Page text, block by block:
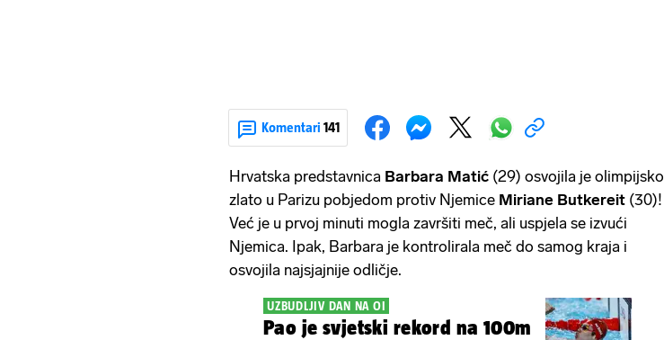
Komentari 141
Hrvatska predstavnica Barbara Matić (29) osvojila je olimpijsko
zlato u Parizu pobjedom protiv Njemice Miriane Butkereit (30)!
Već je u prvoj minuti mogla završiti meč, ali uspjela se izvući
Njemica. Ipak, Barbara je kontrolirala meč do samog kraja i
osvojila najsjajnije odličje.
UZBUDLJIV DAN NA OI
Pao je svjetski rekord na 100m